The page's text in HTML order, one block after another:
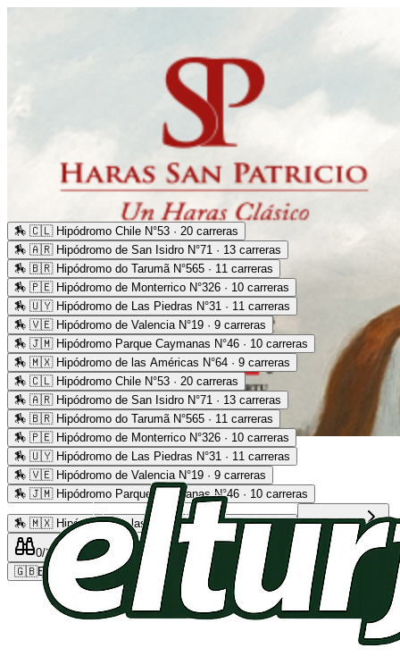
Advertising
🏇 🇨🇱 Hipódromo Chile N°53 · 20 carreras
🏇 🇦🇷 Hipódromo de San Isidro N°71 · 13 carreras
🏇 🇧🇷 Hipódromo do Tarumã N°565 · 11 carreras
🏇 🇵🇪 Hipódromo de Monterrico N°326 · 10 carreras
🏇 🇺🇾 Hipódromo de Las Piedras N°31 · 11 carreras
🏇 🇻🇪 Hipódromo de Valencia N°19 · 9 carreras
🏇 🇯🇲 Hipódromo Parque Caymanas N°46 · 10 carreras
🏇 🇲🇽 Hipódromo de las Américas N°64 · 9 carreras
🏇 🇨🇱 Hipódromo Chile N°53 · 20 carreras
🏇 🇦🇷 Hipódromo de San Isidro N°71 · 13 carreras
🏇 🇧🇷 Hipódromo do Tarumã N°565 · 11 carreras
🏇 🇵🇪 Hipódromo de Monterrico N°326 · 10 carreras
🏇 🇺🇾 Hipódromo de Las Piedras N°31 · 11 carreras
🏇 🇻🇪 Hipódromo de Valencia N°19 · 9 carreras
🏇 🇯🇲 Hipódromo Parque Caymanas N°46 · 10 carreras
🏇 🇲🇽 Hipódromo de las Américas N°64 · 9 carreras Read more
0/2 0/5
🇬🇧EN